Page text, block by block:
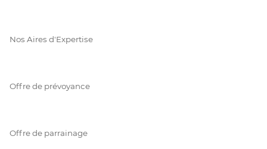
Nos Aires d'Expertise
Offre de prévoyance
Offre de parrainage